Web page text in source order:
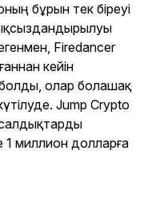
бұрын тек біреуі
Firedancer
кейін
олар болашақ
Jump Crypto
1 миллион долларға